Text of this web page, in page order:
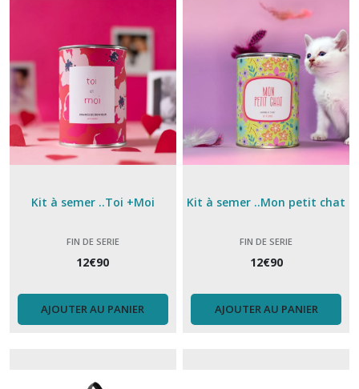
Kit à semer ..Toi +Moi
FIN DE SERIE
12€90
AJOUTER AU PANIER
Kit à semer ..Mon petit chat
FIN DE SERIE
12€90
AJOUTER AU PANIER